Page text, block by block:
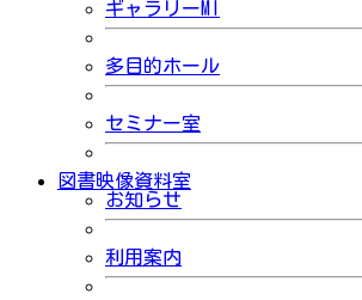
ギャラリーMI
多目的ホール
セミナー室
図書映像資料室
お知らせ
利用案内